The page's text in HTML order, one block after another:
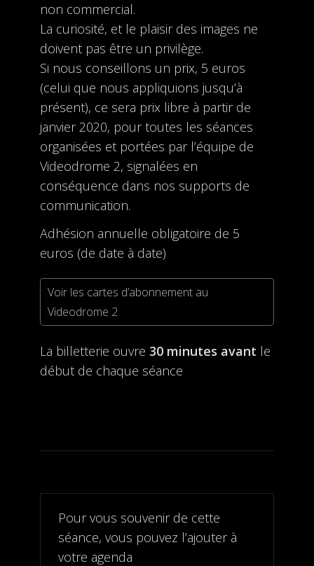
non commercial.
La curiosité, et le plaisir des images ne
doivent pas être un privilège.
Si nous conseillons un prix, 5 euros
(celui que nous appliquions jusqu’à
présent), ce sera prix libre à partir de
janvier 2020, pour toutes les séances
organisées et portées par l’équipe de
Videodrome 2, signalées en
conséquence dans nos supports de
communication.
Adhésion annuelle obligatoire de 5
euros (de date à date)
Voir les cartes d’abonnement au
Videodrome 2
La billetterie ouvre 30 minutes avant le
début de chaque séance
Pour vous souvenir de cette
séance, vous pouvez l’ajouter à
votre agenda